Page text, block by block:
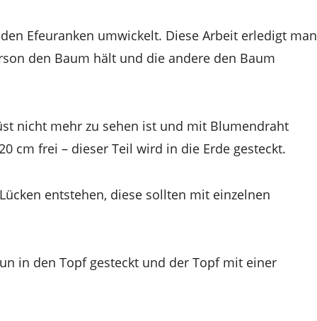
Efeuranken umwickelt. Diese Arbeit erledigt man
den Baum hält und die andere den Baum
nicht mehr zu sehen ist und mit Blumendraht
cm frei – dieser Teil wird in die Erde gesteckt.
entstehen, diese sollten mit einzelnen
in den Topf gesteckt und der Topf mit einer